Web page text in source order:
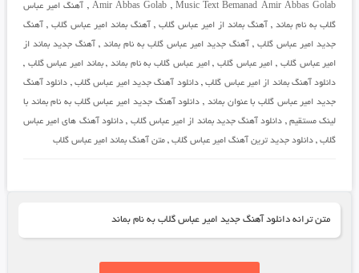
Amir Abbas Golab , Music Text Bemanad Amir Abbas Golab
, آهنگ امیر عباس
گلاب به نام بماند, آهنگ بماند از امیر عباس گلاب , آهنگ بماند امیر عباس گلاب , آهنگ
جدید امیر عباس گلاب, آهنگ جدید امیر عباس گلاب به نام بماند , آهنگ جدید بماند از
امیر عباس گلاب , امیر عباس گلاب ,امیر عباس گلاب به نام بماند,بماند امیر عباس گلاب ,
دانلود آهنگ بماند از امیر عباس گلاب,دانلود آهنگ جدید امیر عباس گلاب , دانلود آهنگ
جدید امیر عباس گلاب با عنوان بماند , دانلود آهنگ جدید امیر عباس گلاب به نام بماند با
لینک مستقیم , دانلود آهنگ جدید بماند از امیر عباس گلاب ,دانلود آهنگ های امیر عباس
گلاب, دانلود جدید ترین آهنگ امیر عباس گلاب, متن آهنگ بماند امیر عباس گلاب
متن ترانه دانلود آهنگ جدید امیر عباس گلاب به نام بماند